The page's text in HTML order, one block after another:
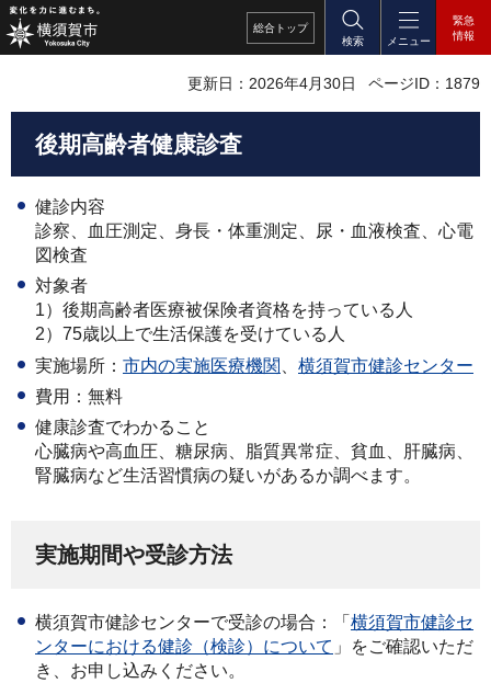
総合 トップ
検索
メニュー
緊急
情報
更新日：2026年4月30日 ページID：1879
後期高齢者健康診査
健診内容
診察、血圧測定、身長・体重測定、尿・血液検査、心電
図検査
対象者
1）後期高齢者医療被保険者資格を持っている人
2）75歳以上で生活保護を受けている人
実施場所： 市内の実施医療機関
横須賀市健診センター
費用：無料
健康診査でわかること
心臓病や高血圧、糖尿病、脂質異常症、貧血、肝臓病、
腎臓病など生活習慣病の疑いがあるか調べます。
実施期間や受診方法
横須賀市健診センターで受診の場合：「 横須賀市健診セ
ンターにおける健診（検診）について 」をご確認いただ
き、お申し込みください。